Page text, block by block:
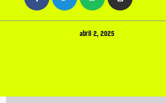
abril 2, 2025